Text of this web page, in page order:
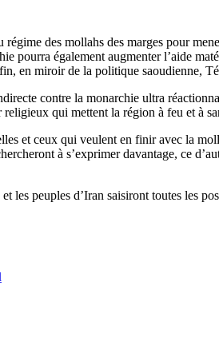
des mollahs des marges pour
pourra également augmenter l’aide
en miroir de la politique saoudienne,
contre la monarchie ultra
qui mettent la région à feu et à
et ceux qui veulent en finir avec la
à s’exprimer davantage, ce
les peuples d’Iran saisiront toutes les